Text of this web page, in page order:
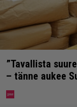
”Tavallista
– tänne aukee